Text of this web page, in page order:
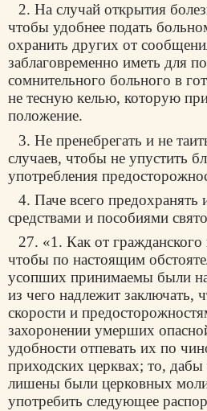
2. На случай открытия
чтобы удобнее подать
охранить других от
заблаговременно иметь для
сомнительного больного в
не тесную келью, которую
положение.
3. Не пренебрегать и не
случаев, чтобы не упустить
употребления
4. Паче всего предохранять
средствами и пособиями
27. «1. Как от гражданского
чтобы по настоящим
усопших принимаемы были
из чего надлежит заключать,
скорости и
захоронении умерших
удобности отпевать их по
приходских церквах; то,
лишены были церковных
употребить следующее